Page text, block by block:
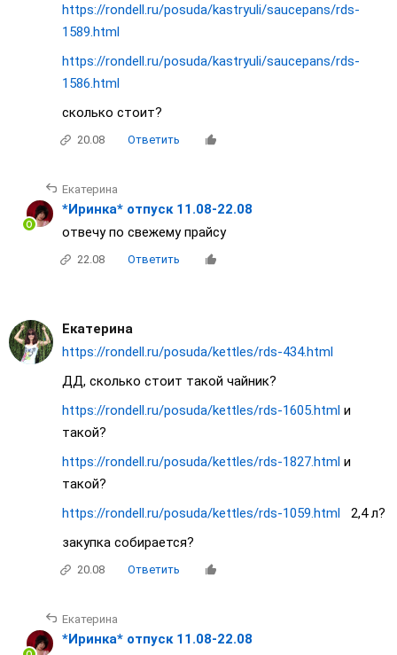
https://rondell.ru/posuda/kastryuli/saucepans/rds-
1589.html
https://rondell.ru/posuda/kastryuli/saucepans/rds-
1586.html
сколько стоит?
20.08 Ответить
Екатерина
*Иринка* отпуск 11.08-22.08
отвечу по свежему прайсу
22.08 Ответить
Екатерина
https://rondell.ru/posuda/kettles/rds-434.html
ДД, сколько стоит такой чайник?
https://rondell.ru/posuda/kettles/rds-1605.html и
такой?
https://rondell.ru/posuda/kettles/rds-1827.html и
такой?
https://rondell.ru/posuda/kettles/rds-1059.html
2,4 л?
закупка собирается?
20.08 Ответить
Екатерина
*Иринка* отпуск 11.08-22.08